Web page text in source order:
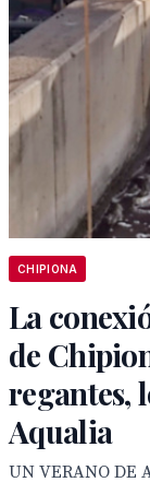
CHIPIONA
La
de
regantes,
Aqualia
UN VERANO DE